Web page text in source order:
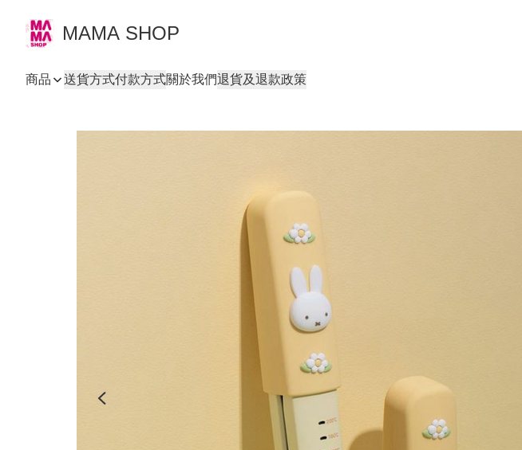
MAMA SHOP
商品 送貨方式付款方式關於我們退貨及退款政策